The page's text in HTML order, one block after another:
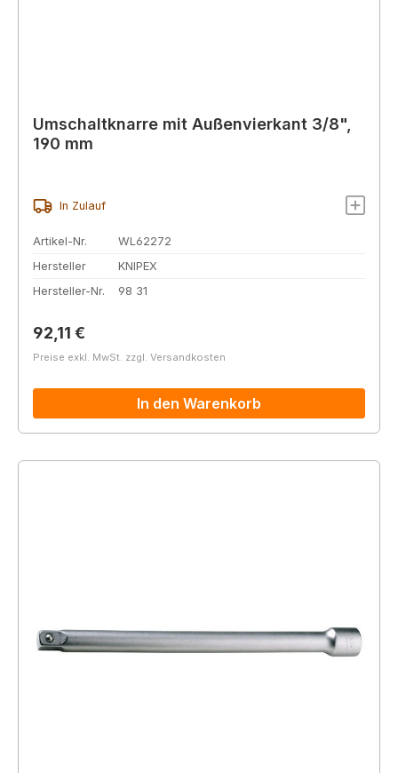
Umschaltknarre mit Außenvierkant 3/8",
190 mm
In Zulauf
Artikel-Nr.
WL62272
Hersteller
KNIPEX
Hersteller-Nr.
98 31
Regulärer Preis:
92,11 €
Preise exkl. MwSt. zzgl. Versandkosten
In den Warenkorb